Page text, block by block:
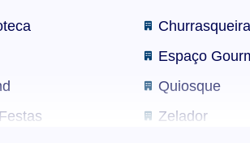
completos para toda a família:
Espaço
Quiosque
Zelador